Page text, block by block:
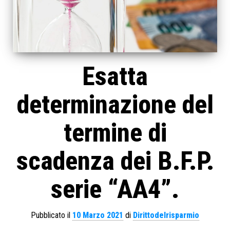
Esatta
determinazione del
termine di
scadenza dei B.F.P.
serie “AA4”.
Pubblicato il 10 Marzo 2021 di Dirittodelrisparmio